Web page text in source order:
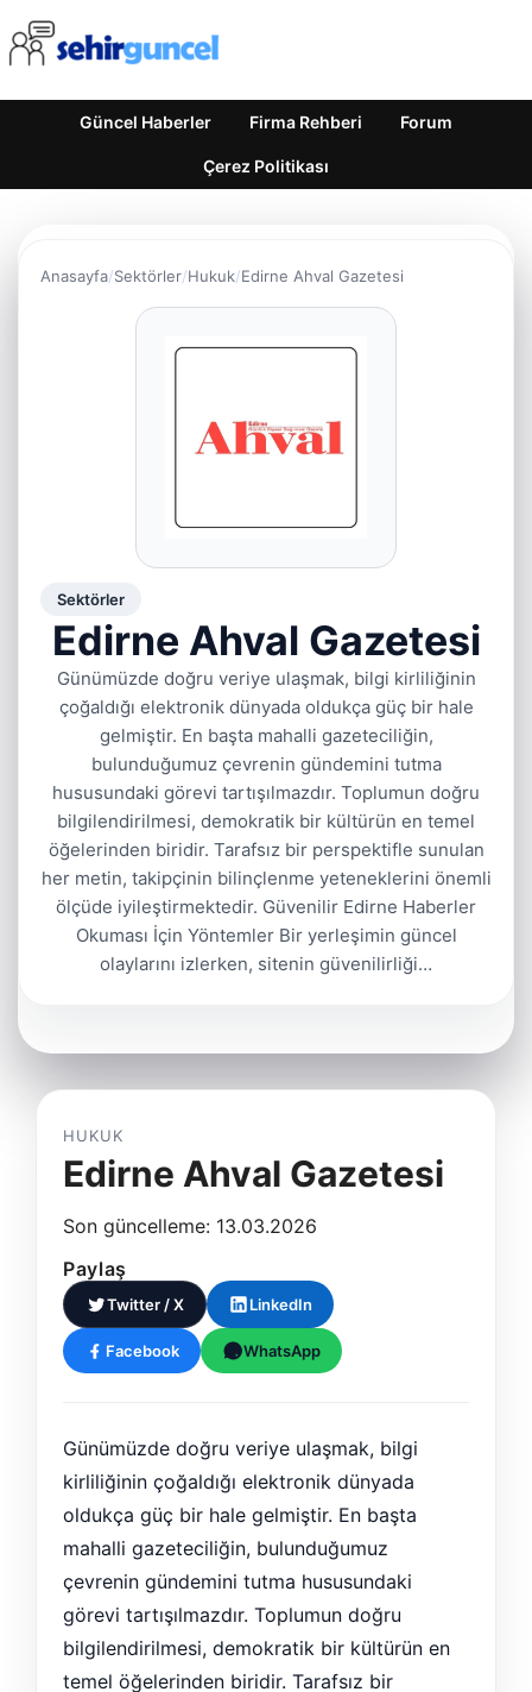
Güncel Haberler Firma Rehberi Forum
Çerez Politikası
Anasayfa Sektörler Hukuk Edirne Ahval Gazetesi
Sektörler
Edirne Ahval Gazetesi
Günümüzde doğru veriye ulaşmak, bilgi kirliliğinin
çoğaldığı elektronik dünyada oldukça güç bir hale
gelmiştir. En başta mahalli gazeteciliğin,
bulunduğumuz çevrenin gündemini tutma
hususundaki görevi tartışılmazdır. Toplumun doğru
bilgilendirilmesi, demokratik bir kültürün en temel
öğelerinden biridir. Tarafsız bir perspektifle sunulan
her metin, takipçinin bilinçlenme yeteneklerini önemli
ölçüde iyileştirmektedir. Güvenilir Edirne Haberler
Okuması İçin Yöntemler Bir yerleşimin güncel
olaylarını izlerken, sitenin güvenilirliği…
HUKUK
Edirne Ahval Gazetesi
Son güncelleme: 13.03.2026
Paylaş
Twitter / X LinkedIn
Facebook WhatsApp
Günümüzde doğru veriye ulaşmak, bilgi
kirliliğinin çoğaldığı elektronik dünyada
oldukça güç bir hale gelmiştir. En başta
mahalli gazeteciliğin, bulunduğumuz
çevrenin gündemini tutma hususundaki
görevi tartışılmazdır. Toplumun doğru
bilgilendirilmesi, demokratik bir kültürün en
temel öğelerinden biridir. Tarafsız bir